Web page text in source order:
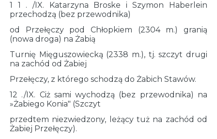
1 1 . /IX. Katarzyna Broske i Szymon Haberlein
przechodzą (bez przewodnika)
od Przełęczy pod Chłopkiem (2304 m.) granią
(nowa droga) na Żabią
Turnię Mięguszowiecką (2338 m.), tj. szczyt drugi
na zachód od Żabiej
Przełęczy, z którego schodzą do Żabich Stawów.
12 ./IX. Ciż sami wychodzą (bez przewodnika) na
»Żabiego Konia" (Szczyt
przedtem niezwiedzony, leżący tuż na zachód od
Żabiej Przełęczy).